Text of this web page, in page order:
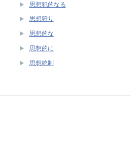
思想犯的なる
思想狩り
思想的な
思想的に
思想統制